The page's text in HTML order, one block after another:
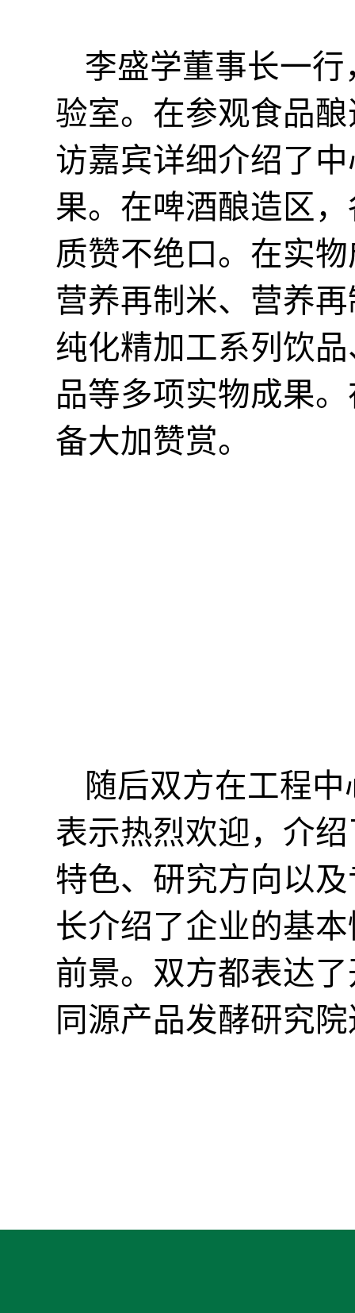
李盛学董事长一
验室。在参观食品
访嘉宾详细介绍了
果。 在啤酒酿造区
质赞不绝口。在实
营养再制米、 营养
纯化精加工系列饮
品等多项实物成果。
备大加赞赏。
随后双方在工程
表示热烈欢迎，介
特色、研究方向以
长介绍了企业的基
前景。双方都表达
同源产品发酵研究